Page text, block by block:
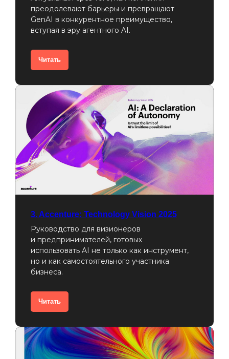
преодолевают барьеры и превращают
GenAI в конкурентное преимущество,
вступая в эру агентного AI.
Читать
3. Accenture: Technology Vision 2025
Руководство для визионеров
и предпринимателей, готовых
использовать AI не только как инструмент,
но и как самостоятельного участника
бизнеса.
Читать